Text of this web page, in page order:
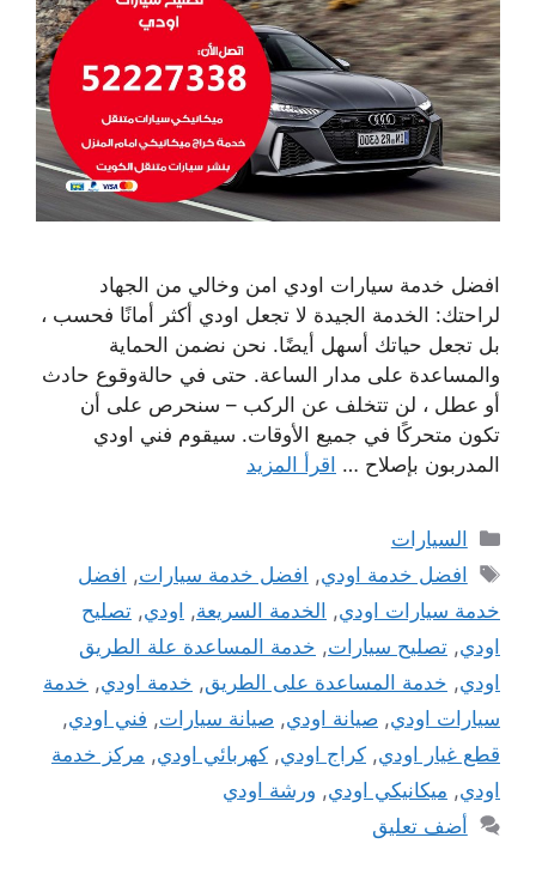
افضل خدمة سيارات اودي امن وخالي من الجهاد
لراحتك: الخدمة الجيدة لا تجعل اودي أكثر أمانًا فحسب ،
بل تجعل حياتك أسهل أيضًا. نحن نضمن الحماية
والمساعدة على مدار الساعة. حتى في حالةوقوع حادث
أو عطل ، لن تتخلف عن الركب – سنحرص على أن
تكون متحركًا في جميع الأوقات. سيقوم فني اودي
المدربون بإصلاح … اقرأ المزيد
التصنيفات
السيارات
الوسوم
افضل خدمة اودي, افضل خدمة سيارات, افضل
خدمة سيارات اودي, الخدمة السريعة, اودي, تصليح
اودي, تصليح سيارات, خدمة المساعدة علة الطريق
اودي, خدمة المساعدة على الطريق, خدمة اودي, خدمة
سيارات اودي, صيانة اودي, صيانة سيارات, فني اودي,
قطع غيار اودي, كراج اودي, كهربائي اودي, مركز خدمة
اودي, ميكانيكي اودي, ورشة اودي
أضف تعليق